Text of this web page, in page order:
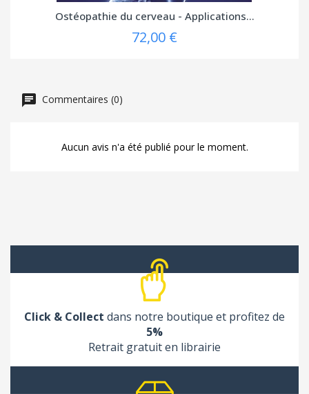
Ostéopathie du cerveau - Applications...
72,00 €
Commentaires (0)
Aucun avis n'a été publié pour le moment.
Click & Collect dans notre boutique et profitez de
5%
Retrait gratuit en librairie